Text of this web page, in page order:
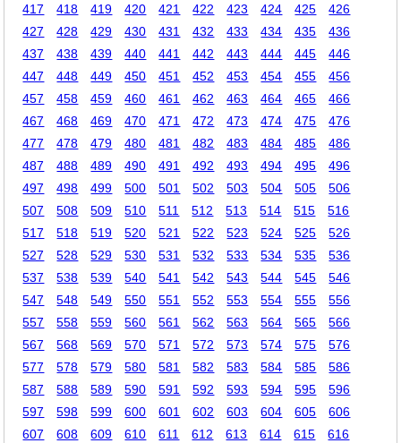
417
418 419 420 421 422 423 424 425
426
427
428 429 430 431 432 433 434 435
436
437
438 439 440 441 442 443 444 445
446
447
448 449 450 451 452 453 454 455
456
457
458 459 460 461 462 463 464 465
466
467
468 469 470 471 472 473 474 475
476
477
478 479 480 481 482 483 484 485
486
487
488 489 490 491 492 493 494 495
496
497
498 499 500 501 502 503 504 505
506
507
508 509 510 511 512 513 514 515
516
517
518 519 520 521 522 523 524 525
526
527
528 529 530 531 532 533 534 535
536
537
538 539 540 541 542 543 544 545
546
547
548 549 550 551 552 553 554 555
556
557
558 559 560 561 562 563 564 565
566
567
568 569 570 571 572 573 574 575
576
577
578 579 580 581 582 583 584 585
586
587
588 589 590 591 592 593 594 595
596
597
598 599 600 601 602 603 604 605
606
607
608 609 610 611 612 613 614 615
616